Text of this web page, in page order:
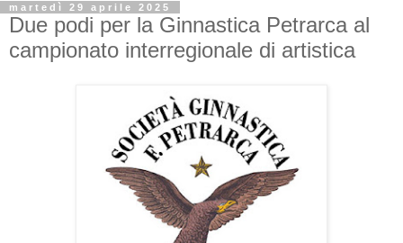
martedì 29 aprile 2025
Due podi per la Ginnastica Petrarca al
campionato interregionale di artistica